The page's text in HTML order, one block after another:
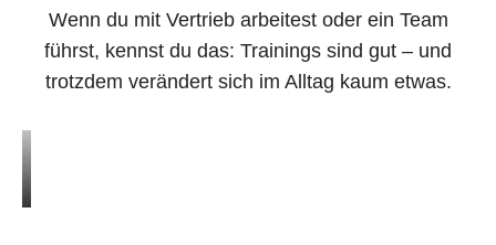
Wenn du mit Vertrieb arbeitest oder ein Team
führst, kennst du das: Trainings sind gut – und
trotzdem verändert sich im Alltag kaum etwas.